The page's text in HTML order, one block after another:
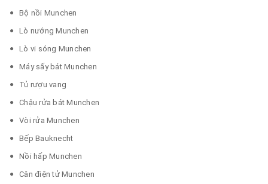
Bộ nồi Munchen
Lò nướng Munchen
Lò vi sóng Munchen
Máy sấy bát Munchen
Tủ rượu vang
Chậu rửa bát Munchen
Vòi rửa Munchen
Bếp Bauknecht
Nồi hấp Munchen
Cân điện tử Munchen